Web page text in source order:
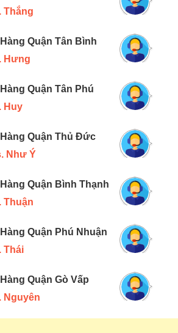
Thắng
Quận Tân Bình
Hưng
Quận Tân Phú
Huy
Quận Thủ Đức
Như Ý
Quận Bình Thạnh
Thuận
Quận Phú Nhuận
Thái
Quận Gò Vấp
Nguyên